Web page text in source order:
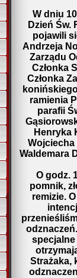
W dniu
Dzień Św.
pojawili
Andrzeja
Zarządu
Członka
Członka
ramienia
parafii
Henryka
Wojciecha
Waldemara
O godz.
pomnik,
remizie.
specjalne
Strażaka,